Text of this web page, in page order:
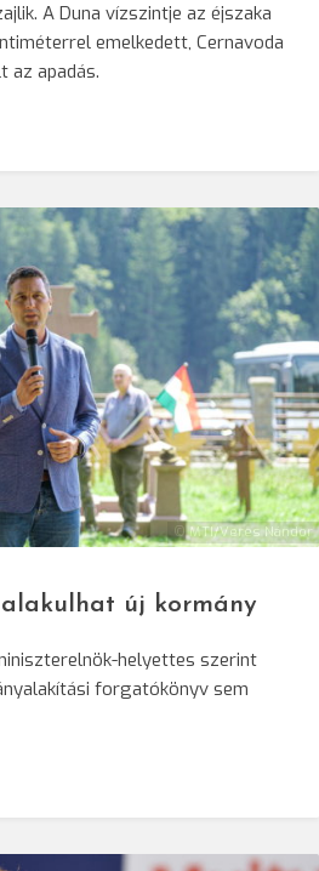
A Duna vízszintje az éjszaka
emelkedett, Cernavoda
az apadás.
© MTI/Veres Nándor
új kormány
helyettes szerint
forgatókönyv sem